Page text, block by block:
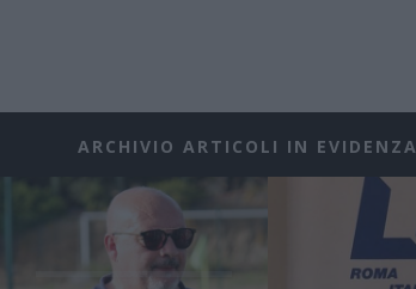
ARCHIVIO ARTICOLI IN EVIDENZA